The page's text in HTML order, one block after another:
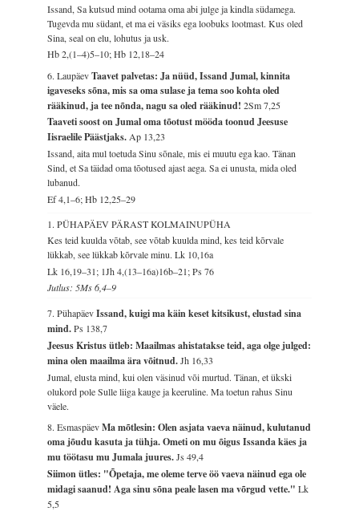
Issand, Sa kutsud mind ootama oma abi julge ja kindla südamega.
Tugevda mu südant, et ma ei väsiks ega loobuks lootmast. Kus oled
Sina, seal on elu, lohutus ja usk.
Hb 2,(1–4)5–10; Hb 12,18–24
6. LaupäevTaavet palvetas: Ja nüüd, Issand Jumal, kinnita
igaveseks sõna, mis sa oma sulase ja tema soo kohta oled
rääkinud, ja tee nõnda, nagu sa oled rääkinud!2Sm 7,25
Taaveti soost on Jumal oma tõotust mööda toonud Jeesuse
Iisraelile Päästjaks.Ap 13,23
Issand, aita mul toetuda Sinu sõnale, mis ei muutu ega kao. Tänan
Sind, et Sa täidad oma tõotused ajast aega. Sa ei unusta, mida oled
lubanud.
Ef 4,1–6; Hb 12,25–29
1. PÜHAPÄEV PÄRAST KOLMAINUPÜHA
Kes teid kuulda võtab, see võtab kuulda mind, kes teid kõrvale
lükkab, see lükkab kõrvale minu.Lk 10,16a
Lk 16,19–31; 1Jh 4,(13–16a)16b–21; Ps 76
Jutlus: 5Ms 6,4–9
7. PühapäevIssand, kuigi ma käin keset kitsikust, elustad sina
mind.Ps 138,7
Jeesus Kristus ütleb: Maailmas ahistatakse teid, aga olge julged:
mina olen maailma ära võitnud.Jh 16,33
Jumal, elusta mind, kui olen väsinud või murtud. Tänan, et ükski
olukord pole Sulle liiga kauge ja keeruline. Ma toetun rahus Sinu
väele.
8. EsmaspäevMa mõtlesin: Olen asjata vaeva näinud, kulutanud
oma jõudu kasuta ja tühja. Ometi on mu õigus Issanda käes ja
mu töötasu mu Jumala juures.Js 49,4
Siimon ütles: "Õpetaja, me oleme terve öö vaeva näinud ega ole
midagi saanud! Aga sinu sõna peale lasen ma võrgud vette."Lk
5,5